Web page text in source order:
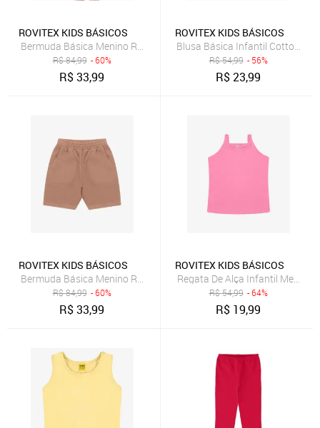
ROVITEX KIDS BÁSICOS
Bermuda Básica Menino Rovi Kids Preto
R$84,99 - 60%
R$33,99
ROVITEX KIDS BÁSICOS
Blusa Básica Infantil Cotton
R$54,99 - 56%
R$23,99
ROVITEX KIDS BÁSICOS
Bermuda Básica Menino Rovi Kids Marrom
R$84,99 - 60%
R$33,99
ROVITEX KIDS BÁSICOS
Regata De Alça Infantil Menina
R$54,99 - 64%
R$ 19,99